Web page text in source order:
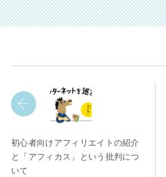
初心者向けアフィリエイトの紹介
と「アフィカス」という批判につ
いて